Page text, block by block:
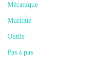
Mécanique
Musique
Outils
Pas à pas